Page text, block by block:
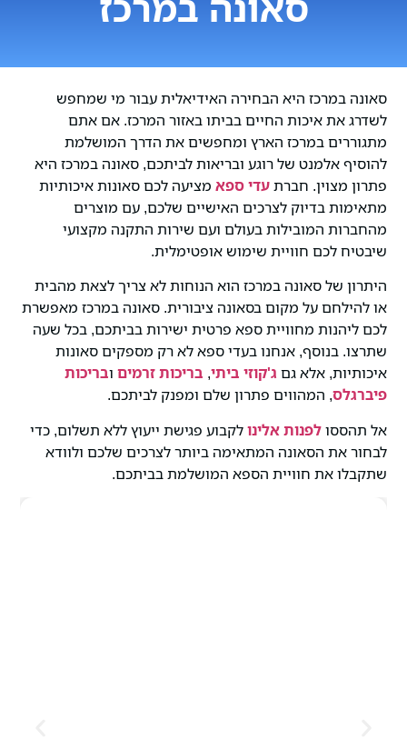
סאונה במרכז היא הבחירה האידיאלית עבור מי שמחפש
לשדרג את איכות החיים בביתו באזור המרכז. אם אתם
מתגוררים במרכז הארץ ומחפשים את הדרך המושלמת
להוסיף אלמנט של רוגע ובריאות לביתכם, סאונה במרכז היא
פתרון מצוין. חברתעדי ספאמציעה לכם סאונות איכותיות
מתאימות בדיוק לצרכים האישיים שלכם, עם מוצרים
מהחברות המובילות בעולם ועם שירות התקנה מקצועי
שיבטיח לכם חוויית שימוש אופטימלית.
היתרון של סאונה במרכז הוא הנוחות לא צריך לצאת מהבית
או להילחם על מקום בסאונה ציבורית. סאונה במרכז מאפשרת
לכם ליהנות מחוויית ספא פרטית ישירות בביתכם, בכל שעה
שתרצו. בנוסף, אנחנו בעדי ספא לא רק מספקים סאונות
איכותיות, אלא גםג'קוזי ביתי,בריכות זרמיםובריכות
פיברגלס, המהווים פתרון שלם ומפנק לביתכם.
אל תהססולפנות אלינולקבוע פגישת ייעוץ ללא תשלום, כדי
לבחור את הסאונה המתאימה ביותר לצרכים שלכם ולוודא
שתקבלו את חוויית הספא המושלמת בביתכם.